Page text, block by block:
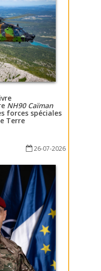
NH90 Caïman
forces spéciales
Terre
26-07-2026